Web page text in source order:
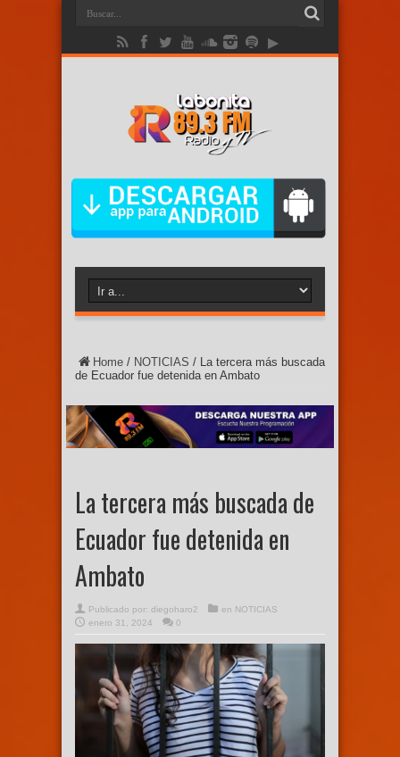
Home / NOTICIAS / La tercera más buscada
de Ecuador fue detenida en Ambato
La tercera más buscada de
Ecuador fue detenida en
Ambato
Publicado por: diegoharo2 en NOTICIAS
enero 31, 2024
0